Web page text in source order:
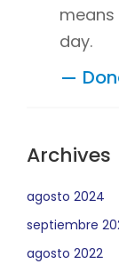
day.
Archives
agosto 2024
septiembre
agosto 2022